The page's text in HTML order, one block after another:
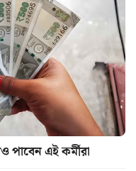
পাবেন এই কর্মীরা